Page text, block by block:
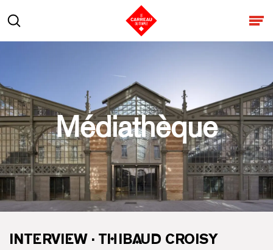
Rechercher
Médiathèque
INTERVIEW · THIBAUD CROISY